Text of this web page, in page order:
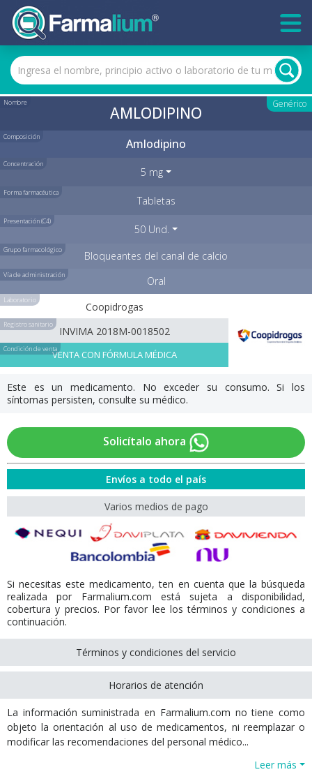
Nombre Genérico
AMLODIPINO
Composición Amlodipino
Concentración
5 mg
Forma farmacéutica
Tabletas
Presentación (C4)
50 Und.
Grupo farmacológico Bloqueantes del canal de calcio
Vía de administración Oral
Laboratorio
Coopidrogas
Registro sanitario
INVIMA 2018M-0018502
Condición de ventaVENTA CON FÓRMULA MÉDICA
Este es un medicamento. No exceder su consumo. Si los
síntomas persisten, consulte su médico.
Solicítalo ahora
Envíos a todo el país
Varios medios de pago
Si necesitas este medicamento, ten en cuenta que la búsqueda
realizada por Farmalium.com está sujeta a disponibilidad,
cobertura y precios. Por favor lee los términos y condiciones a
continuación.
Términos y condiciones del servicio
Horarios de atención
La información suministrada en Farmalium.com no tiene como
objeto la orientación al uso de medicamentos, ni reemplazar o
modificar las recomendaciones del personal médico...
Leer más